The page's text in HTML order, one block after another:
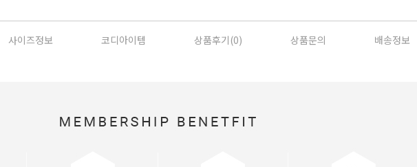
사이즈정보 코디아이템 상품후기(0) 상품문의 배송정보